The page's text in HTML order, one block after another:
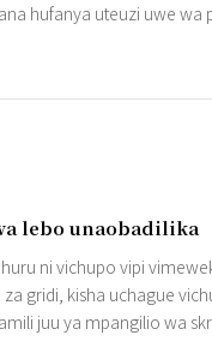
hufanya uteuzi uwe wa
lebo unaobadilika
ni vichupo vipi
gridi, kisha uchague
juu ya mpangilio wa